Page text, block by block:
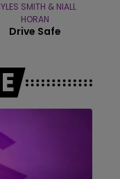
SMITH & NIALL
HORAN
Drive Safe